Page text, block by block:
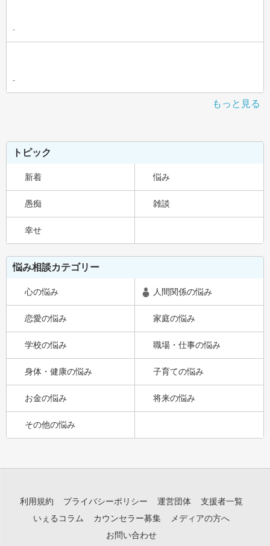
-
-
もっと見る
トピック
新着 悩み
愚痴 雑談
幸せ
悩み相談カテゴリー
心の悩み 人間関係の悩み
恋愛の悩み 家庭の悩み
学校の悩み 職場・仕事の悩み
身体・健康の悩み 子育ての悩み
お金の悩み 将来の悩み
その他の悩み
利用規約 プライバシーポリシー 運営団体
支援者一覧
いぇるコラム
カウンセラー募集
メディアの方へ
お問い合わせ